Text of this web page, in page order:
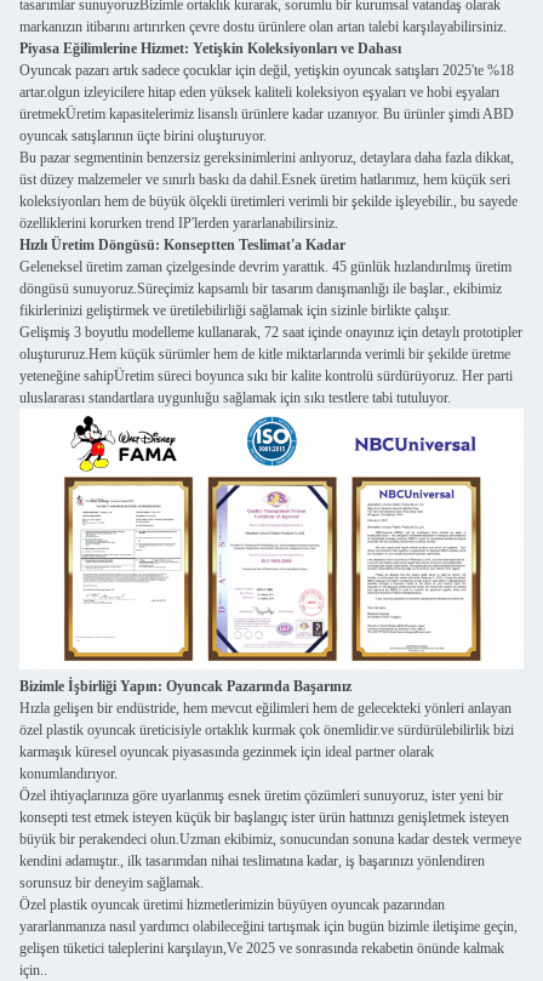
tasarımlar sunuyoruzBizimle ortaklık kurarak, sorumlu bir kurumsal vatandaş olarak
markanızın itibarını artırırken çevre dostu ürünlere olan artan talebi karşılayabilirsiniz.
Piyasa Eğilimlerine Hizmet: Yetişkin Koleksiyonları ve Dahası
Oyuncak pazarı artık sadece çocuklar için değil, yetişkin oyuncak satışları 2025'te %18
artar.olgun izleyicilere hitap eden yüksek kaliteli koleksiyon eşyaları ve hobi eşyaları
üretmekÜretim kapasitelerimiz lisanslı ürünlere kadar uzanıyor. Bu ürünler şimdi ABD
oyuncak satışlarının üçte birini oluşturuyor.
Bu pazar segmentinin benzersiz gereksinimlerini anlıyoruz, detaylara daha fazla dikkat,
üst düzey malzemeler ve sınırlı baskı da dahil.Esnek üretim hatlarımız, hem küçük seri
koleksiyonları hem de büyük ölçekli üretimleri verimli bir şekilde işleyebilir., bu sayede
özelliklerini korurken trend IP'lerden yararlanabilirsiniz.
Hızlı Üretim Döngüsü: Konseptten Teslimat'a Kadar
Geleneksel üretim zaman çizelgesinde devrim yarattık. 45 günlük hızlandırılmış üretim
döngüsü sunuyoruz.Süreçimiz kapsamlı bir tasarım danışmanlığı ile başlar., ekibimiz
fikirlerinizi geliştirmek ve üretilebilirliği sağlamak için sizinle birlikte çalışır.
Gelişmiş 3 boyutlu modelleme kullanarak, 72 saat içinde onayınız için detaylı prototipler
oluştururuz.Hem küçük sürümler hem de kitle miktarlarında verimli bir şekilde üretme
yeteneğine sahipÜretim süreci boyunca sıkı bir kalite kontrolü sürdürüyoruz. Her parti
uluslararası standartlara uygunluğu sağlamak için sıkı testlere tabi tutuluyor.
Bizimle İşbirliği Yapın: Oyuncak Pazarında Başarınız
Hızla gelişen bir endüstride, hem mevcut eğilimleri hem de gelecekteki yönleri anlayan
özel plastik oyuncak üreticisiyle ortaklık kurmak çok önemlidir.ve sürdürülebilirlik bizi
karmaşık küresel oyuncak piyasasında gezinmek için ideal partner olarak
konumlandırıyor.
Özel ihtiyaçlarınıza göre uyarlanmış esnek üretim çözümleri sunuyoruz, ister yeni bir
konsepti test etmek isteyen küçük bir başlangıç ister ürün hattınızı genişletmek isteyen
büyük bir perakendeci olun.Uzman ekibimiz, sonucundan sonuna kadar destek vermeye
kendini adamıştır., ilk tasarımdan nihai teslimatına kadar, iş başarınızı yönlendiren
sorunsuz bir deneyim sağlamak.
Özel plastik oyuncak üretimi hizmetlerimizin büyüyen oyuncak pazarından
yararlanmanıza nasıl yardımcı olabileceğini tartışmak için bugün bizimle iletişime geçin,
gelişen tüketici taleplerini karşılayın,Ve 2025 ve sonrasında rekabetin önünde kalmak
için..